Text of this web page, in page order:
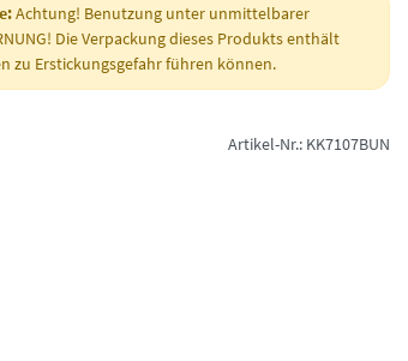
Achtung! Benutzung unter unmittelbarer
Die Verpackung dieses Produkts enthält
zu Erstickungsgefahr führen können.
Artikel-Nr.: KK7107BUN